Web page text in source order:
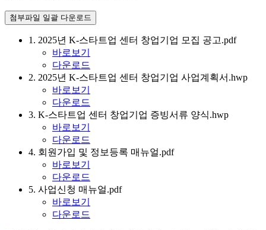
첨부파일 일괄 다운로드
1. 2025년 K-스타트업 센터 창업기업 모집 공고.pdf
바로보기
다운로드
2. 2025년 K-스타트업 센터 창업기업 사업계획서.hwp
바로보기
다운로드
3. K-스타트업 센터 창업기업 증빙서류 양식.hwp
바로보기
다운로드
4. 회원가입 및 정보등록 매뉴얼.pdf
바로보기
다운로드
5. 사업신청 매뉴얼.pdf
바로보기
다운로드